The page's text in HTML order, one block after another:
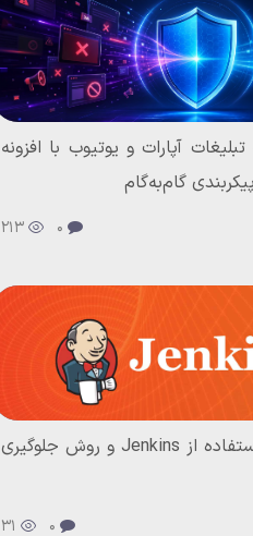
آپارات و یوتیوب با افزونه
0
213
اشتباهات رایج در استفاده از Jenkins و روش جلوگیری
0
31